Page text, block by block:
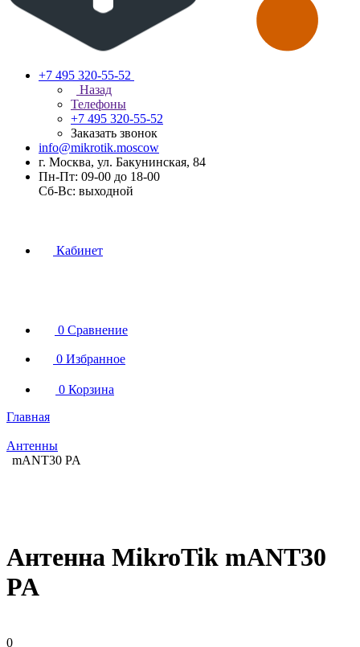
+7 495 320-55-52
Назад
Телефоны
+7 495 320-55-52
Заказать звонок
info@mikrotik.moscow
г. Москва, ул. Бакунинская, 84
Пн-Пт: 09-00 до 18-00
Сб-Вс: выходной
Кабинет
0 Сравнение
0 Избранное
0 Корзина
Главная
Антенны
mANT30 PA
Антенна MikroTik mANT30
PA
0